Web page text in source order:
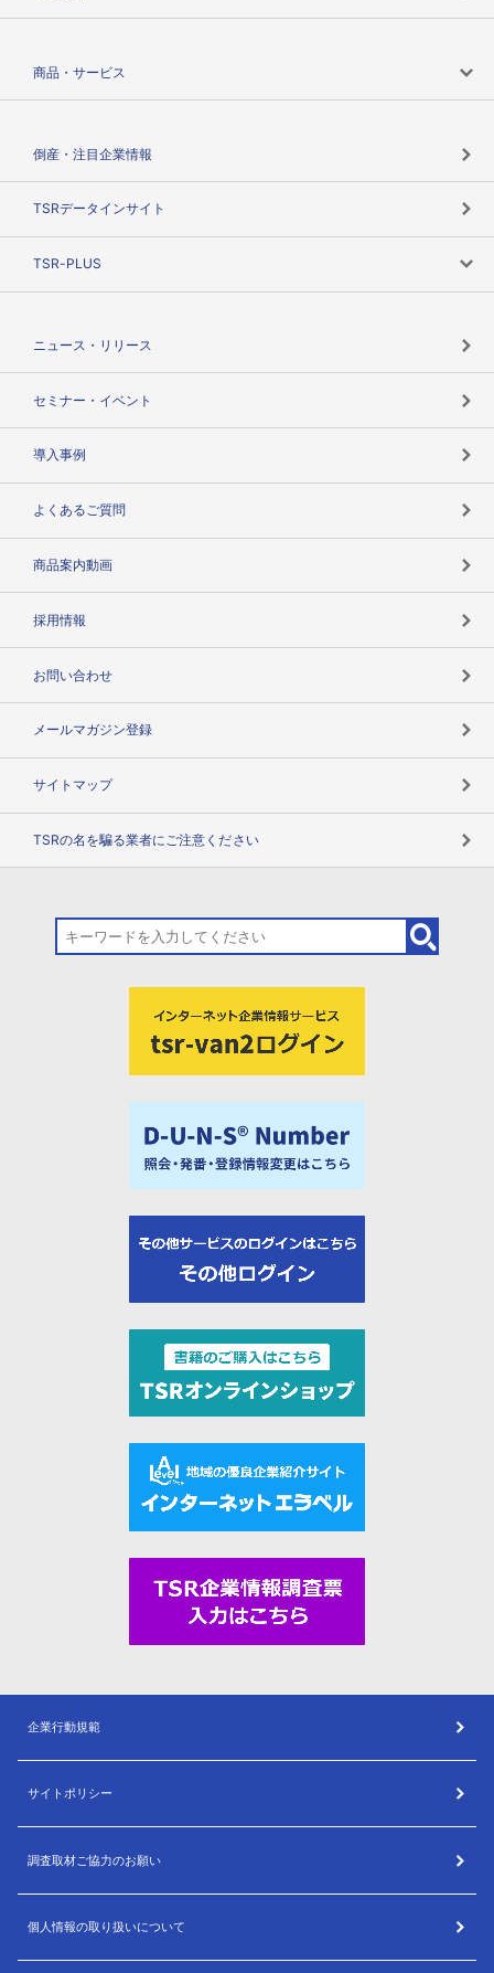
商品・サービス
倒産・注目企業情報
TSRデータインサイト
TSR-PLUS
ニュース・リリース
セミナー・イベント
導入事例
よくあるご質問
商品案内動画
採用情報
お問い合わせ
メールマガジン登録
サイトマップ
TSRの名を騙る業者にご注意ください
企業行動規範
サイトポリシー
調査取材ご協力のお願い
個人情報の取り扱いについて